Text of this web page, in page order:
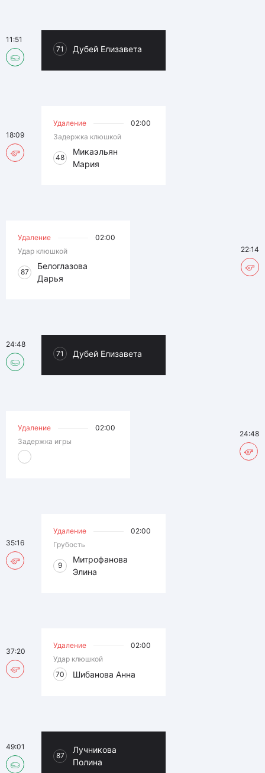
71 Дубей Елизавета
11:51
Удаление
02:00
Задержка клюшкой
48
Микаэльян
Мария
18:09
Удаление
02:00
Удар клюшкой
87
Белоглазова
Дарья
22:14
71 Дубей Елизавета
24:48
Удаление
02:00
Задержка игры
24:48
Удаление
02:00
Грубость
9
Митрофанова
Элина
35:16
Удаление
02:00
Удар клюшкой
70
Шибанова Анна
37:20
87
Лучникова
Полина
49:01